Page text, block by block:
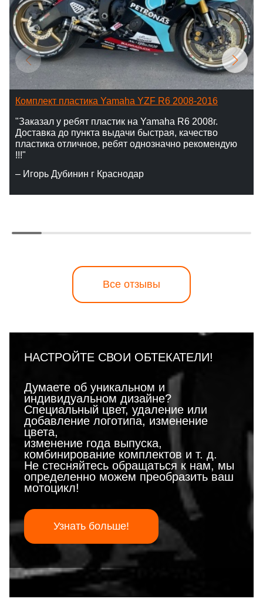
Комплект пластика Yamaha YZF R6 2008-2016
"Заказал у ребят пластик на Yamaha R6 2008г.
Доставка до пункта выдачи быстрая, качество
пластика отличное, ребят однозначно рекомендую
!!!"
– Игорь Дубинин г Краснодар
Все отзывы
НАСТРОЙТЕ СВОИ ОБТЕКАТЕЛИ!
Думаете об уникальном и
индивидуальном дизайне?
Специальный цвет, удаление или
добавление логотипа, изменение
цвета,
изменение года выпуска,
комбинирование комплектов и т. д.
Не стесняйтесь обращаться к нам, мы
определенно можем преобразить ваш
мотоцикл!
Узнать больше!